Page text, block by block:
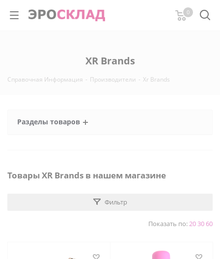
0
XR Brands
Справочная Информация - Производители - Xr Brands
Разделы товаров
Товары XR Brands в нашем магазине
Фильтр
Показать по:203060